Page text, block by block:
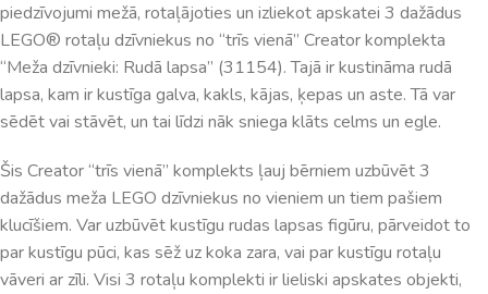
piedzīvojumi mežā, rotaļājoties un izliekot apskatei 3 dažādus
LEGO® rotaļu dzīvniekus no “trīs vienā” Creator komplekta
“Meža dzīvnieki: Rudā lapsa” (31154). Tajā ir kustināma rudā
lapsa, kam ir kustīga galva, kakls, kājas, ķepas un aste. Tā var
sēdēt vai stāvēt, un tai līdzi nāk sniega klāts celms un egle.
Šis Creator “trīs vienā” komplekts ļauj bērniem uzbūvēt 3
dažādus meža LEGO dzīvniekus no vieniem un tiem pašiem
klucīšiem. Var uzbūvēt kustīgu rudas lapsas figūru, pārveidot to
par kustīgu pūci, kas sēž uz koka zara, vai par kustīgu rotaļu
vāveri ar zīli. Visi 3 rotaļu komplekti ir lieliski apskates objekti,